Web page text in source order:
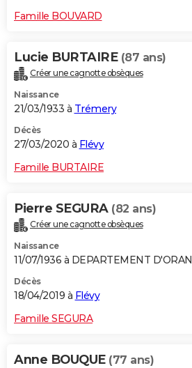
Famille BOUVARD
Lucie BURTAIRE (87 ans)
Créer une cagnotte obsèques
Naissance
21/03/1933 à Trémery
Décès
27/03/2020 à Flévy
Famille BURTAIRE
Pierre SEGURA (82 ans)
Créer une cagnotte obsèques
Naissance
11/07/1936 à DEPARTEMENT D'ORAN
Décès
18/04/2019 à Flévy
Famille SEGURA
Anne BOUQUE (77 ans)